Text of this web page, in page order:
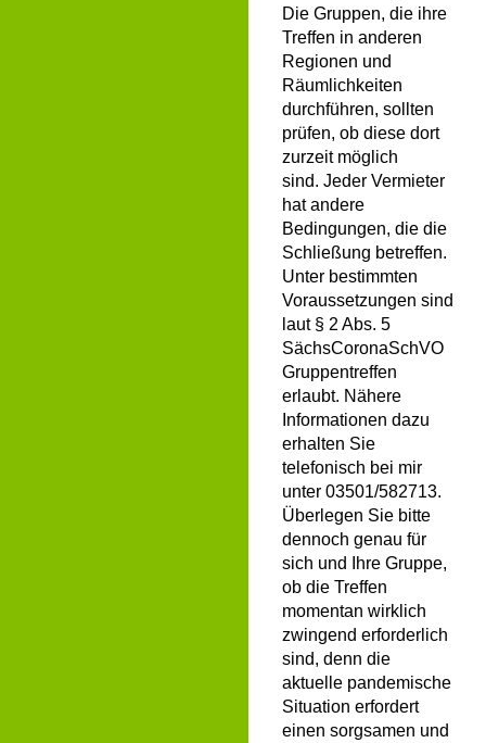
Die Gruppen, die ihre
Treffen in anderen
Regionen und
Räumlichkeiten
durchführen, sollten
prüfen, ob diese dort
zurzeit möglich
sind. Jeder Vermieter
hat andere
Bedingungen, die die
Schließung betreffen.
Unter bestimmten
Voraussetzungen sind
laut § 2 Abs. 5
SächsCoronaSchVO
Gruppentreffen
erlaubt. Nähere
Informationen dazu
erhalten Sie
telefonisch bei mir
unter 03501/582713.
Überlegen Sie bitte
dennoch genau für
sich und Ihre Gruppe,
ob die Treffen
momentan wirklich
zwingend erforderlich
sind, denn die
aktuelle pandemische
Situation erfordert
einen sorgsamen und